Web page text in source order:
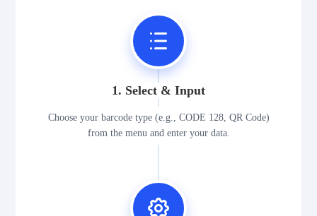
1. Select & Input
Choose your barcode type (e.g., CODE 128, QR Code)
from the menu and enter your data.